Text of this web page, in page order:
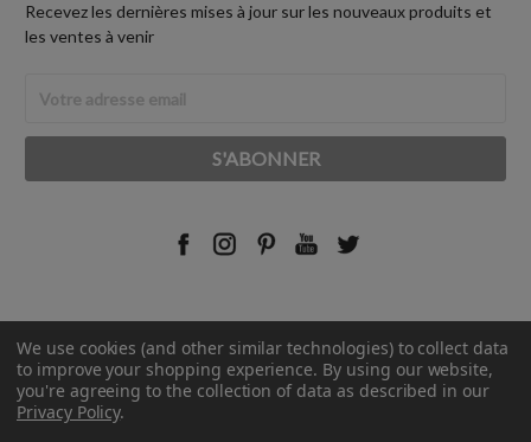
Recevez les dernières mises à jour sur les nouveaux produits et
les ventes à venir
Email
© 2026 Rust-Oleum France.
We use cookies (and other similar technologies) to collect data
to improve your shopping experience. By using our website,
you're agreeing to the collection of data as described in our
Privacy Policy.